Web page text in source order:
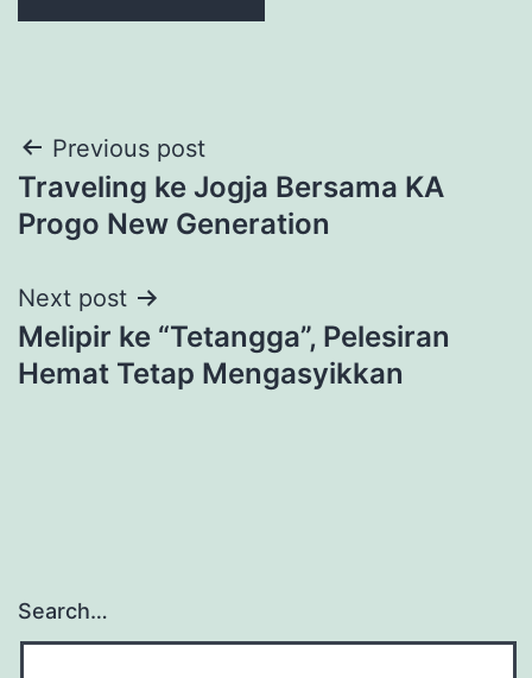
Post
navigation
Previous post
Traveling ke Jogja Bersama KA
Progo New Generation
Next post
Melipir ke “Tetangga”, Pelesiran
Hemat Tetap Mengasyikkan
Search…